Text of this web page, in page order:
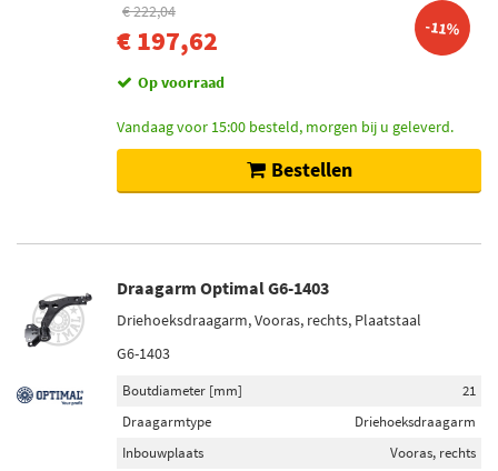
€ 222,04
€ 197,62 -11%
Op voorraad
Vandaag voor 15:00 besteld, morgen bij u geleverd.
Bestellen
Draagarm Optimal G6-1403
Driehoeksdraagarm, Vooras, rechts, Plaatstaal
G6-1403
Boutdiameter [mm]
21
Draagarmtype
Driehoeksdraagarm
Inbouwplaats
Vooras, rechts